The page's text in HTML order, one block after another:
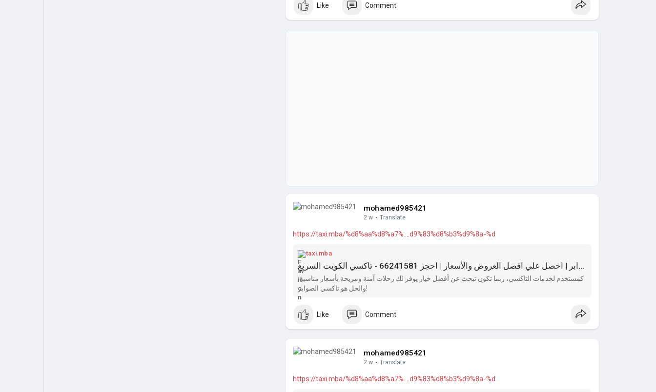
Like Comment
mohamed985421
2 w · Translate
https://taxi.mba/%d8%aa%d8%a7%....d9%83%d8%b3%d9%8a-%d
taxi.mba
تاكسي الصوابر | احصل علي افضل العروض والأسعار | احجز 66241581 - تاكسي الكويت السريع
كمستخدم لخدمات التاكسي، ربما تكون تبحث عن أفضل خيار يوفر لك رحلات آمنة ومريحة بأسعار مناسبة.
والحل هو تاكسي الصوابر!
Like Comment
mohamed985421
2 w · Translate
https://taxi.mba/%d8%aa%d8%a7%....d9%83%d8%b3%d9%8a-%d